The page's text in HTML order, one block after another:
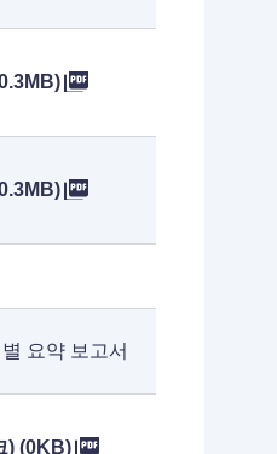
요약 보고서
) (0KB)